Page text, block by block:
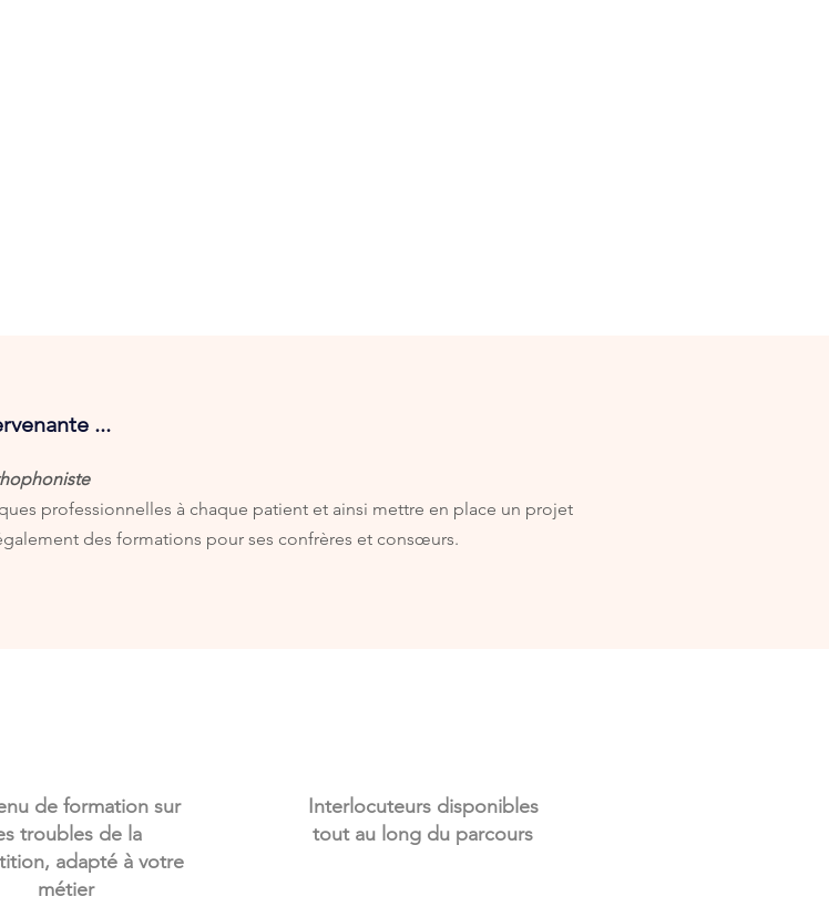
...
professionnelles à chaque patient et ainsi mettre en place un projet
des formations pour ses confrères et consœurs.
de formation sur
troubles de la
adapté à votre
métier
Interlocuteurs disponibles
tout au long du parcours